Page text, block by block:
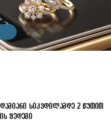
სიკვდილამდე 2 წუთით
შედეგი